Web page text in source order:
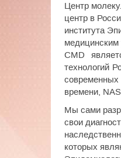
Центр
центр в
института
медицинским
CMD
технологий
современных
времени,
Мы сами
свои
которых